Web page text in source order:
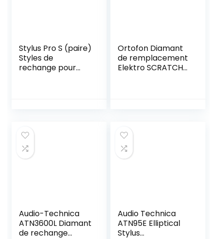
Stylus Pro S (paire)
Styles de
rechange pour
Ortofon Diamant
de remplacement
Elektro SCRATCH
Audio-Technica
ATN3600L Diamant
de rechange
Audio Technica
ATN95E Elliptical
Stylus